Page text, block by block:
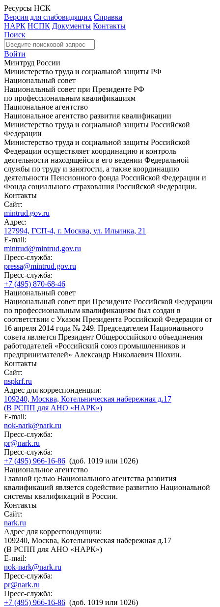
Ресурсы НСК
Версия для слабовидящих Справка
НАРК НСПК Документы Контакты
Поиск
Войти
Минтруд России
Министерство труда и социальной защиты РФ
Национальный совет
Национальный совет при Президенте РФ
по профессиональным квалификациям
Национальное агентство
Национальное агентство развития квалификации
Министерство труда и социальной защиты Российской
Федерации
Министерство труда и социальной защиты Российской
Федерации осуществляет координацию и контроль
деятельности находящейся в его ведении Федеральной
службы по труду и занятости, а также координацию
деятельности Пенсионного фонда Российской Федерации и
Фонда социального страхования Российской Федерации.
Контакты
Сайт:
mintrud.gov.ru
Адрес:
127994, ГСП-4, г. Москва, ул. Ильинка, 21
E-mail:
mintrud@mintrud.gov.ru
Пресс-служба:
pressa@mintrud.gov.ru
Пресс-служба:
+7 (495) 870-68-46
Национальный совет
Национальный совет при Президенте Российской Федерации
по профессиональным квалификациям был создан в
соответствии с Указом Президента Российской Федерации от
16 апреля 2014 года № 249. Председателем Национального
совета является Президент Общероссийского объединения
работодателей «Российский союз промышленников и
предпринимателей» Александр Николаевич Шохин.
Контакты
Сайт:
nspkrf.ru
Адрес для корреспонденции:
109240, Москва, Котельническая набережная д.17
(В РСПП для АНО «НАРК»)
E-mail:
nok-nark@nark.ru
Пресс-служба:
pr@nark.ru
Пресс-служба:
+7 (495) 966-16-86 (доб. 1019 или 1026)
Национальное агентство
Главной целью Национального агентства развития
квалификаций является содействие развитию Национальной
системы квалификаций в России.
Контакты
Сайт:
nark.ru
Адрес для корреспонденции:
109240, Москва, Котельническая набережная д.17
(В РСПП для АНО «НАРК»)
E-mail:
nok-nark@nark.ru
Пресс-служба:
pr@nark.ru
Пресс-служба:
+7 (495) 966-16-86 (доб. 1019 или 1026)